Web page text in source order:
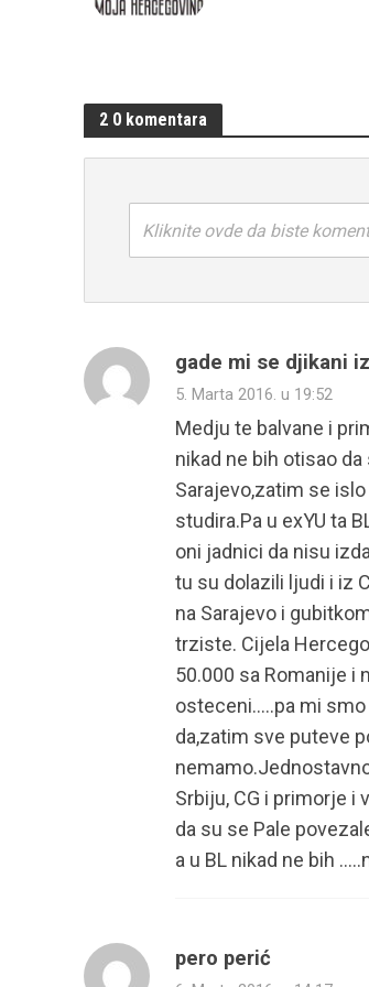
2 0 komentara
Kliknite ovde da biste
gade mi se djikani iz
5. Marta 2016. u 19:52
Medju te balvane i
nikad ne bih otisao
Sarajevo,zatim se
studira.Pa u exYU ta
oni jadnici da nisu
tu su dolazili ljudi i iz
na Sarajevo i
trziste. Cijela
50.000 sa Romanije i
osteceni…..pa mi
da,zatim sve puteve
Srbiju, CG i primorje i
da su se Pale
a u BL nikad ne bih
pero perić